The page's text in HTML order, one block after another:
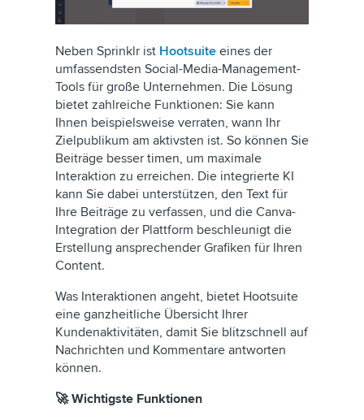
Neben Sprinklr ist Hootsuite eines der
umfassendsten Social-Media-Management-
Tools für große Unternehmen. Die Lösung
bietet zahlreiche Funktionen: Sie kann
Ihnen beispielsweise verraten, wann Ihr
Zielpublikum am aktivsten ist. So können Sie
Beiträge besser timen, um maximale
Interaktion zu erreichen. Die integrierte KI
kann Sie dabei unterstützen, den Text für
Ihre Beiträge zu verfassen, und die Canva-
Integration der Plattform beschleunigt die
Erstellung ansprechender Grafiken für Ihren
Content.
Was Interaktionen angeht, bietet Hootsuite
eine ganzheitliche Übersicht Ihrer
Kundenaktivitäten, damit Sie blitzschnell auf
Nachrichten und Kommentare antworten
können.
🚀 Wichtigste Funktionen